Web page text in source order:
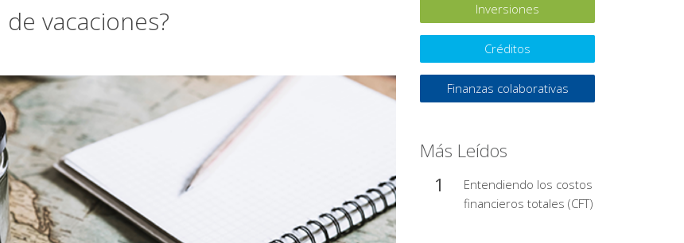
vacaciones? Inversiones
Créditos
Finanzas colaborativas
Más Leídos
Entendiendo los costos
financieros totales (CFT)